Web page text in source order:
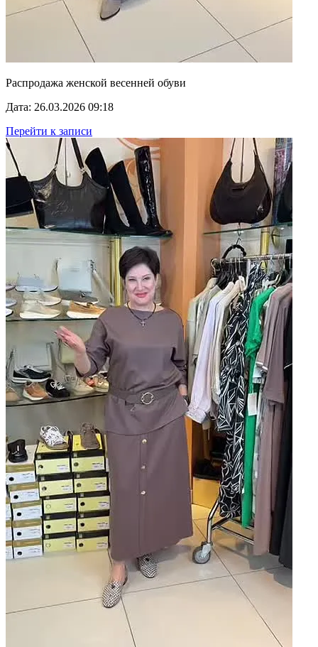
Распродажа женской весенней обуви
Дата: 26.03.2026 09:18
Перейти к записи